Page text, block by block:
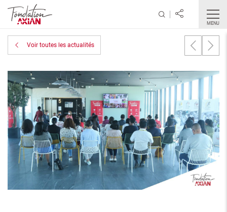
MENU
Voir toutes les actualités